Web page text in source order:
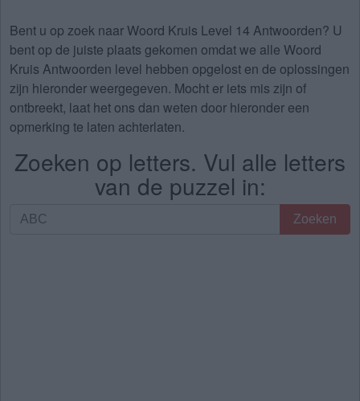
Bent u op zoek naarWoord Kruis Level 14 Antwoorden? U
bent op de juiste plaats gekomen omdat we alle Woord
Kruis Antwoorden level hebben opgelost en de oplossingen
zijn hieronder weergegeven. Mocht er iets mis zijn of
ontbreekt, laat het ons dan weten door hieronder een
opmerking te laten achterlaten.
Zoeken op letters. Vul alle letters
van de puzzel in:
Zoeken
Zoeken